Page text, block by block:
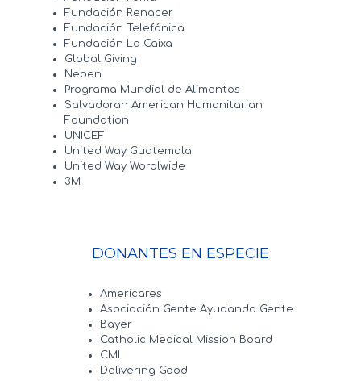
Fundación Renacer
Fundación Telefónica
Fundación La Caixa
Global Giving
Neoen
Programa Mundial de Alimentos
Salvadoran American Humanitarian
Foundation
UNICEF
United Way Guatemala
United Way Wordlwide
3M
DONANTES EN ESPECIE
Americares
Asociación Gente Ayudando Gente
Bayer
Catholic Medical Mission Board
CMI
Delivering Good